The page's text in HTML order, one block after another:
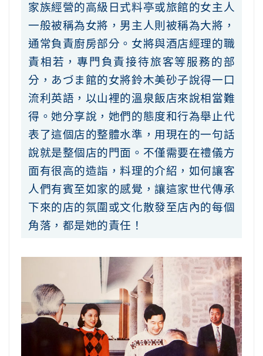
家族經營的高級日式料亭或旅館的女主人
一般被稱為女將，男主人則被稱為大將，
通常負責廚房部分。女將與酒店經理的職
責相若，專門負責接待旅客等服務的部
分，あづま館的女將鈴木美砂子說得一口
流利英語，以山裡的溫泉飯店來說相當難
得。她分享說，她們的態度和行為舉止代
表了這個店的整體水準，用現在的一句話
說就是整個店的門面。不僅需要在禮儀方
面有很高的造詣，料理的介紹，如何讓客
人們有賓至如家的感覺，讓這家世代傳承
下來的店的氛圍或文化散發至店內的每個
角落，都是她的責任！